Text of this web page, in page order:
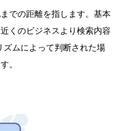
での距離を指します。基本
くのビジネスより検索内容
ムによって判断された場
。